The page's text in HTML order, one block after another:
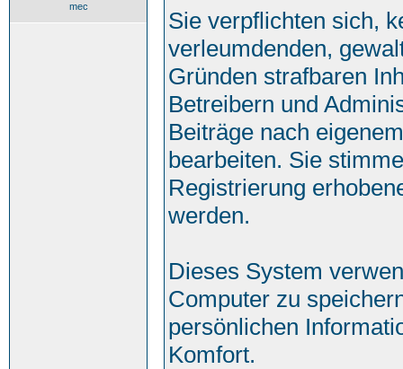
mec
Sie verpflichten sich,
verleumdenden,
Gründen strafbaren
Betreibern und
Beiträge nach
bearbeiten. Sie
Registrierung
werden.
Dieses System
Computer zu
persönlichen
Komfort.